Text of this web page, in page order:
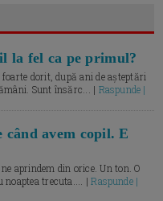
la fel ca pe primul?
dorit, după ani de așteptări
Sunt însărc... | Raspunde |
când avem copil. E
aprindem din orice. Un ton. O
noaptea trecuta.... |Raspunde |